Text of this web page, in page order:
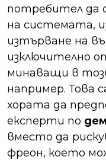
потребител да
на системата,
изтърване на
изключително
минаващи в
например. Това
хората да
експерти по
вместо да
фреон, което